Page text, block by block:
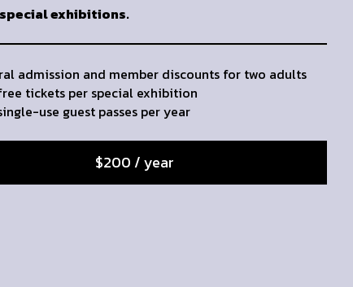
exhibitions.
admission and member discounts for two adults
tickets per special exhibition
use guest passes per year
$200 / year